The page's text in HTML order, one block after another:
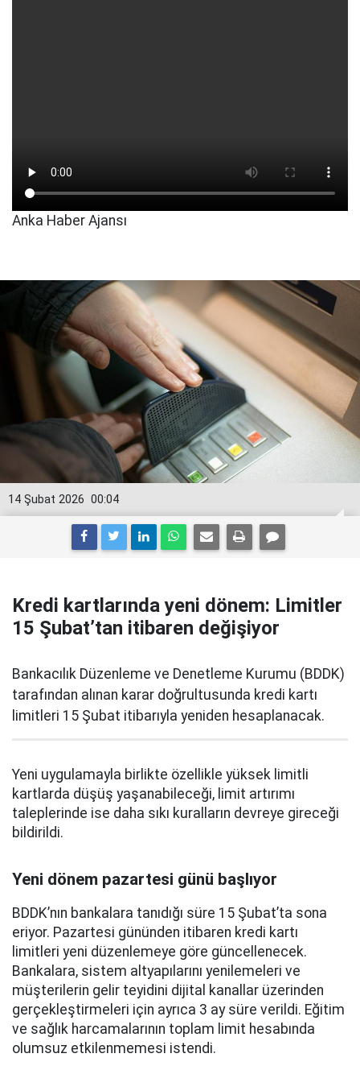
Anka Haber Ajansı
00:04
14 Şubat 2026
Kredi kartlarında yeni dönem: Limitler
15 Şubat’tan itibaren değişiyor
Bankacılık Düzenleme ve Denetleme Kurumu (BDDK)
tarafından alınan karar doğrultusunda kredi kartı
limitleri 15 Şubat itibarıyla yeniden hesaplanacak.
Yeni uygulamayla birlikte özellikle yüksek limitli
kartlarda düşüş yaşanabileceği, limit artırımı
taleplerinde ise daha sıkı kuralların devreye gireceği
bildirildi.
Yeni dönem pazartesi günü başlıyor
BDDK’nın bankalara tanıdığı süre 15 Şubat’ta sona
eriyor. Pazartesi gününden itibaren kredi kartı
limitleri yeni düzenlemeye göre güncellenecek.
Bankalara, sistem altyapılarını yenilemeleri ve
müşterilerin gelir teyidini dijital kanallar üzerinden
gerçekleştirmeleri için ayrıca 3 ay süre verildi. Eğitim
ve sağlık harcamalarının toplam limit hesabında
olumsuz etkilenmemesi istendi.